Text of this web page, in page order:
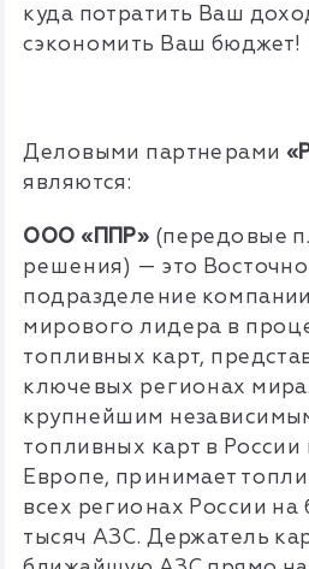
куда потратить Ваш
сэкономить Ваш бюджет!
Деловыми партнерами
являются:
ООО «ППР» (передовые
решения) — это
подразделение
мирового лидера в
топливных карт,
ключевых регионах
крупнейшим
топливных карт в России
Европе, принимает
всех регионах России на
тысяч АЗС. Держатель